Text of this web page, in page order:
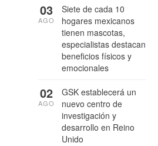
Siete de cada 10
hogares mexicanos
tienen mascotas,
especialistas destacan
beneficios físicos y
emocionales
03
AGO
GSK establecerá un
nuevo centro de
investigación y
desarrollo en Reino
Unido
02
AGO